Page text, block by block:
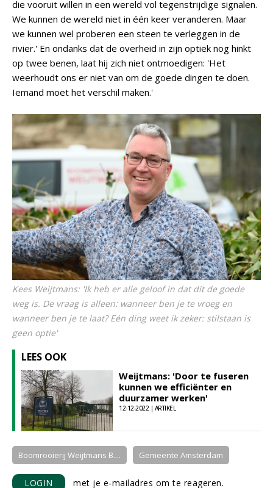
die vooruit willen in een wereld vol tegenstrijdige signalen.
We kunnen de wereld niet in één keer veranderen. Maar
we kunnen wel proberen een steen te verleggen in de
rivier.' En ondanks dat de overheid in zijn optiek nog hinkt
op twee benen, laat hij zich niet ontmoedigen: 'Het
weerhoudt ons er niet van om de goede dingen te doen.
Iemand moet het verschil maken.'
Kees Weijtmans: 'Ik heb er alle geloof in dat dit de goede
weg is. De vraag is alleen: wanneer ben je te vroeg en
wanneer ben je te laat? Eén ding weet ik zeker: stilstaan is
geen optie'
LEES OOK
Weijtmans: 'Door te fuseren
kunnen we efficiënter en
duurzamer werken'
12-12-2022 | ARTIKEL
Boomrooierij Weijtmans B.... Gemeente Amsterdam
LOGIN met je e-mailadres om te reageren.